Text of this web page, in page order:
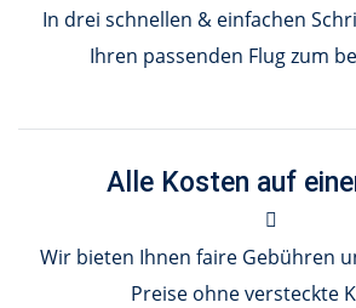
In drei schnellen & einfachen
Ihren passenden Flug zum
Alle Kosten auf
Wir bieten Ihnen faire Gebühren
Preise ohne versteckte